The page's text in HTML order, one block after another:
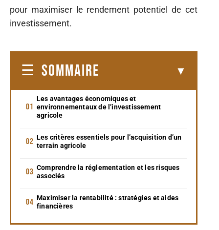
pour maximiser le rendement potentiel de cet
investissement.
SOMMAIRE
Les avantages économiques et
environnementaux de l’investissement
agricole
Les critères essentiels pour l’acquisition d’un
terrain agricole
Comprendre la réglementation et les risques
associés
Maximiser la rentabilité : stratégies et aides
financières